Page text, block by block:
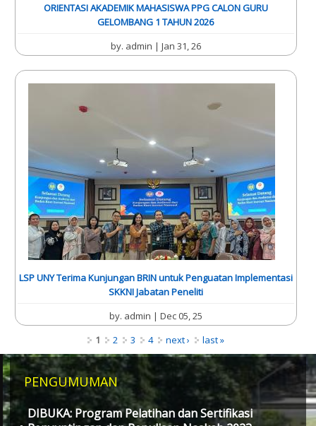
ORIENTASI AKADEMIK MAHASISWA PPG CALON GURU
GELOMBANG 1 TAHUN 2026
by. admin | Jan 31, 26
LSP UNY Terima Kunjungan BRIN untuk Penguatan Implementasi
SKKNI Jabatan Peneliti
by. admin | Dec 05, 25
1 2 3 4 next › last »
PENGUMUMAN
DIBUKA: Program Pelatihan dan Sertifikasi